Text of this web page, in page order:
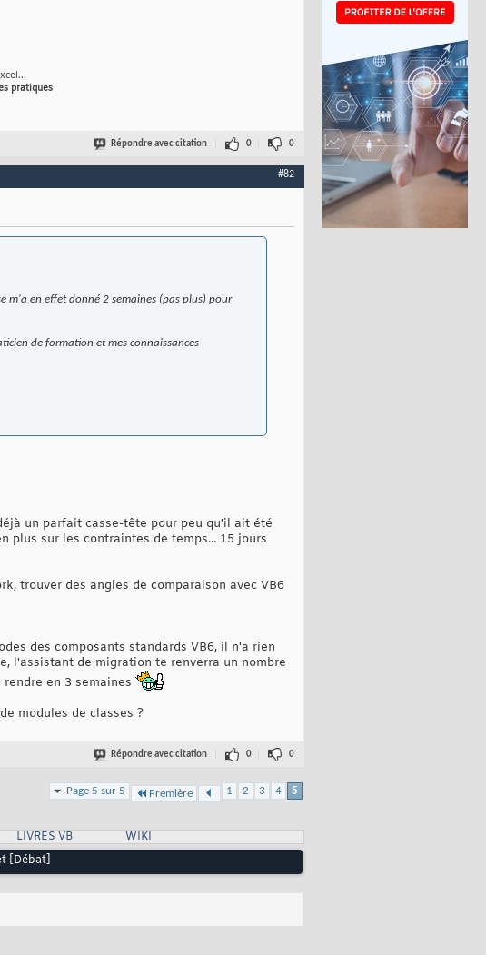
pratiques
Répondre avec citation 0 0
#82
m'a en effet donné 2 semaines (pas plus) pour
de formation et mes connaissances
un parfait casse-tête pour peu qu'il ait été
plus sur les contraintes de temps... 15 jours
trouver des angles de comparaison avec VB6
des composants standards VB6, il n'a rien
l'assistant de migration te renverra un nombre
en 3 semaines
modules de classes ?
Répondre avec citation 0 0
Page 5 sur 5 Première 1 2 3 4 5
LIVRES VB
WIKI
[Débat]